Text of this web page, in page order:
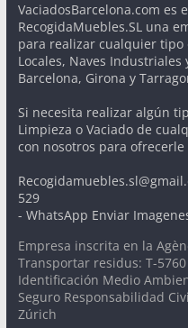
VaciadosBarcelona.com es
RecogidaMuebles.SL una
para realizar cualquier tipo
Locales, Naves
Barcelona, Girona y
Si necesita realizar algún
Limpieza o Vaciado de
con nosotros para
529
- WhatsApp Enviar
Empresa inscrita en la
Transportar residus: T-
Identificación Medio
Seguro Responsabilidad
Zúrich